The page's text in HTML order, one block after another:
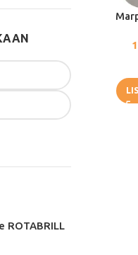
ROTABRILL